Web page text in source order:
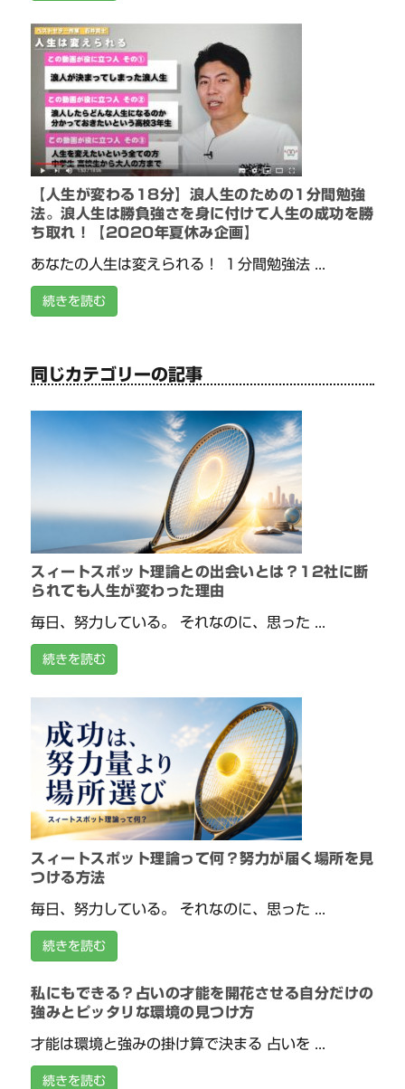
【人生が変わる18分】浪人生のための1分間勉強
法。浪人生は勝負強さを身に付けて人生の成功を勝
ち取れ！【2020年夏休み企画】
あなたの人生は変えられる！ １分間勉強法 ...
続きを読む
同じカテゴリーの記事
スィートスポット理論との出会いとは？12社に断
られても人生が変わった理由
毎日、努力している。 それなのに、思った ...
続きを読む
スィートスポット理論って何？努力が届く場所を見
つける方法
毎日、努力している。 それなのに、思った ...
続きを読む
私にもできる？占いの才能を開花させる自分だけの
強みとピッタリな環境の見つけ方
才能は環境と強みの掛け算で決まる 占いを ...
続きを読む